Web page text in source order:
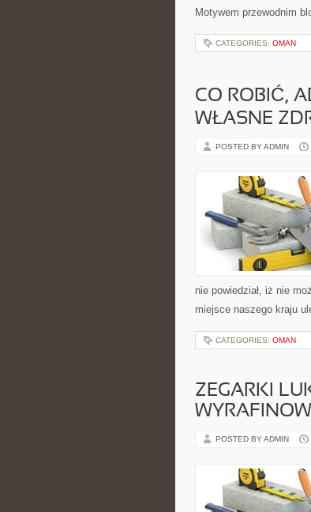
Motywem przewodnim
CATEGORIES: OMAN
CO ROBIĆ,
WŁASNE
POSTED BY ADMIN
nie powiedział, iż nie
miejsce naszego kraju
CATEGORIES: OMAN
ZEGARKI
POSTED BY ADMIN